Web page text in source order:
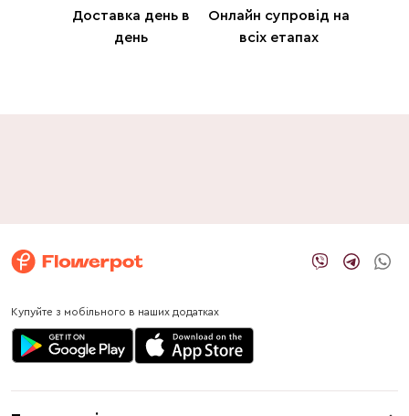
Доставка день в
день
Онлайн супровід на
всіх етапах
Купуйте з мобільного в наших додатках